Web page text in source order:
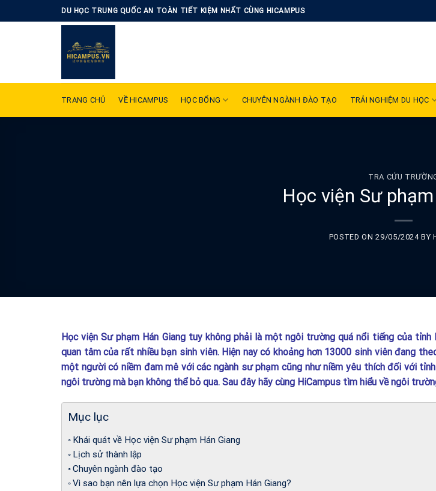
to
DU HỌC TRUNG QUỐC AN TOÀN TIẾT KIỆM NHẤT CÙNG HICAMPUS
TRANG CHỦ VỀ HICAMPUS HỌC BỔNG CHUYÊN NGÀNH ĐÀO TẠO TRẢI NGHIỆM DU HỌC
TRA CỨU
Học viện Sư
POSTED ON29/05/2024 BY
Học viện Sư phạm Hán Giang tuy không phải là một ngôi trường quá nổi tiếng của
quan tâm của rất nhiều bạn sinh viên. Hiện nay có khoảng hơn 13000 sinh viên đang
một người có niềm đam mê với các ngành sư phạm cũng như niềm yêu thích đối với
ngôi trường mà bạn không thể bỏ qua. Sau đây hãy cùng HiCampus tìm hiểu về ngôi
Mục lục
Khái quát về Học viện Sư phạm Hán Giang
Lịch sử thành lập
Chuyên ngành đào tạo
Vì sao bạn nên lựa chọn Học viện Sư phạm Hán Giang?